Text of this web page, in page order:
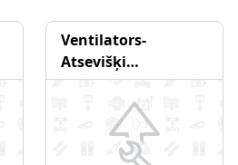
Ventilators-
Atsevišķi
komponenti